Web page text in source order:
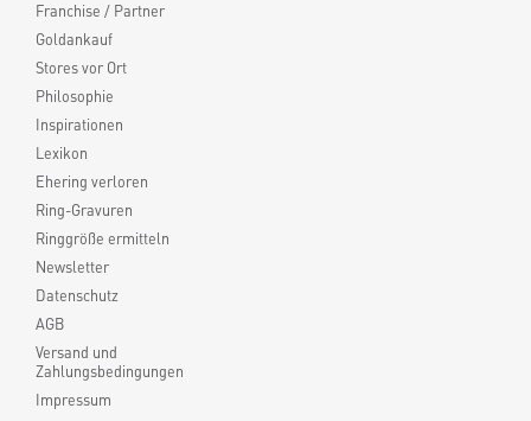
Franchise / Partner
Goldankauf
Stores vor Ort
Philosophie
Inspirationen
Lexikon
Ehering verloren
Ring-Gravuren
Ringgröße ermitteln
Newsletter
Datenschutz
AGB
Versand und
Zahlungsbedingungen
Impressum